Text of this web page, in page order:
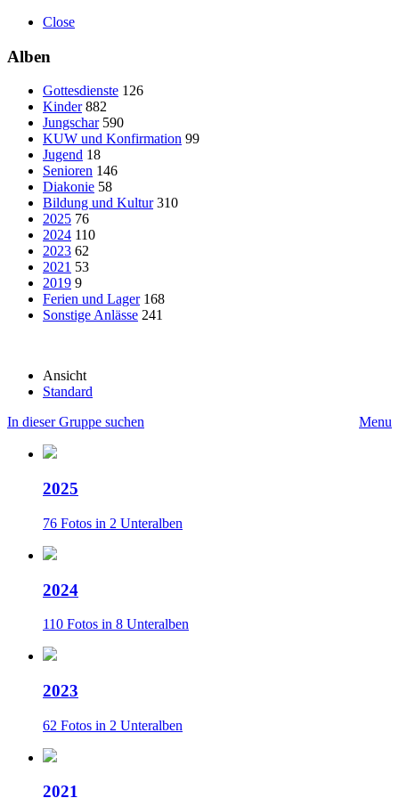
Close
Alben
Gottesdienste 126
Kinder 882
Jungschar 590
KUW und Konfirmation 99
Jugend 18
Senioren 146
Diakonie 58
Bildung und Kultur 310
2025 76
2024 110
2023 62
2021 53
2019 9
Ferien und Lager 168
Sonstige Anlässe 241
Ansicht
Standard
Menu
In dieser Gruppe suchen
2025
76 Fotos in 2 Unteralben
2024
110 Fotos in 8 Unteralben
2023
62 Fotos in 2 Unteralben
2021